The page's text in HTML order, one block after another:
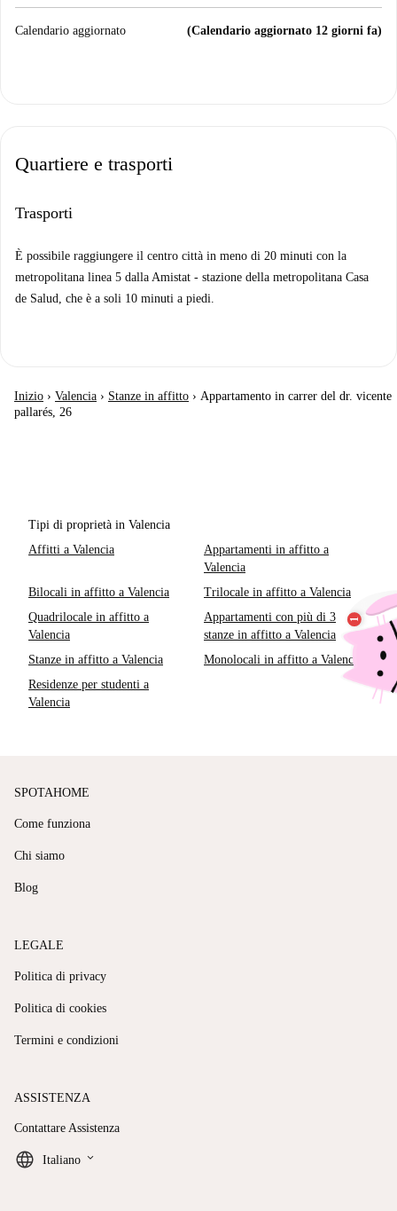
Calendario aggiornato (Calendario aggiornato 12 giorni fa)
Quartiere e trasporti
Trasporti
È possibile raggiungere il centro città in meno di 20 minuti con la
metropolitana linea 5 dalla Amistat - stazione della metropolitana Casa
de Salud, che è a soli 10 minuti a piedi.
Inizio › Valencia › Stanze in affitto › Appartamento in carrer del dr. vicente
pallarés, 26
Tipi di proprietà in Valencia
Affitti a Valencia
Appartamenti in affitto a
Valencia
Bilocali in affitto a Valencia
Trilocale in affitto a Valencia
Quadrilocale in affitto a
Valencia
Appartamenti con più di 3
stanze in affitto a Valencia
Stanze in affitto a Valencia
Monolocali in affitto a Valencia
Residenze per studenti a
Valencia
SPOTAHOME
Come funziona
Chi siamo
Blog
LEGALE
Politica di privacy
Politica di cookies
Termini e condizioni
ASSISTENZA
Contattare Assistenza
Italiano keyboard_arrow_down